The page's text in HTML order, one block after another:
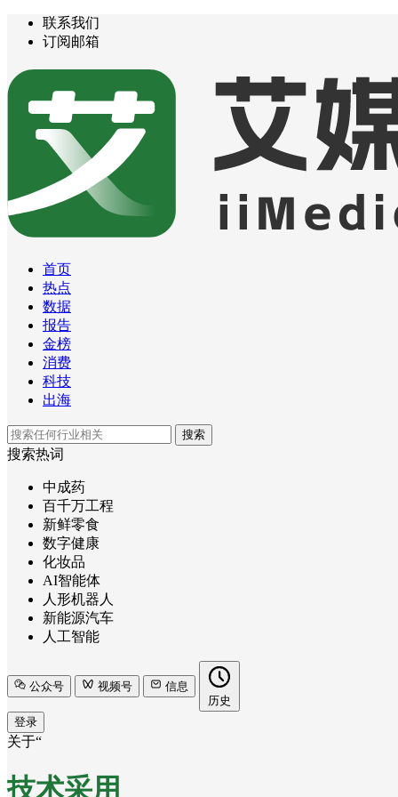
联系我们
订阅邮箱
首页
热点
数据
报告
金榜
消费
科技
出海
搜索
搜索热词
中成药
百千万工程
新鲜零食
数字健康
化妆品
AI智能体
人形机器人
新能源汽车
人工智能
公众号 视频号
信息
历史
登录
关于“
技术采用